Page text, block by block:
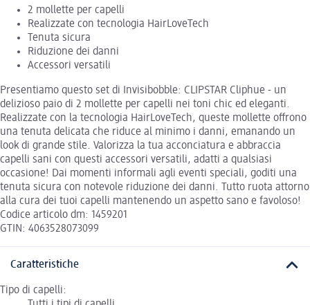
2 mollette per capelli
Realizzate con tecnologia HairLoveTech
Tenuta sicura
Riduzione dei danni
Accessori versatili
Presentiamo questo set di Invisibobble: CLIPSTAR Cliphue - un
delizioso paio di 2 mollette per capelli nei toni chic ed eleganti.
Realizzate con la tecnologia HairLoveTech, queste mollette offrono
una tenuta delicata che riduce al minimo i danni, emanando un
look di grande stile. Valorizza la tua acconciatura e abbraccia
capelli sani con questi accessori versatili, adatti a qualsiasi
occasione! Dai momenti informali agli eventi speciali, goditi una
tenuta sicura con notevole riduzione dei danni. Tutto ruota attorno
alla cura dei tuoi capelli mantenendo un aspetto sano e favoloso!
Codice articolo dm: 1459201
GTIN: 4063528073099
Caratteristiche
Tipo di capelli: